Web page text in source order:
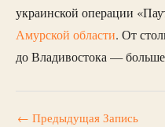
украинской операции
Амурской области. От
до Владивостока —
← Предыдущая Запись